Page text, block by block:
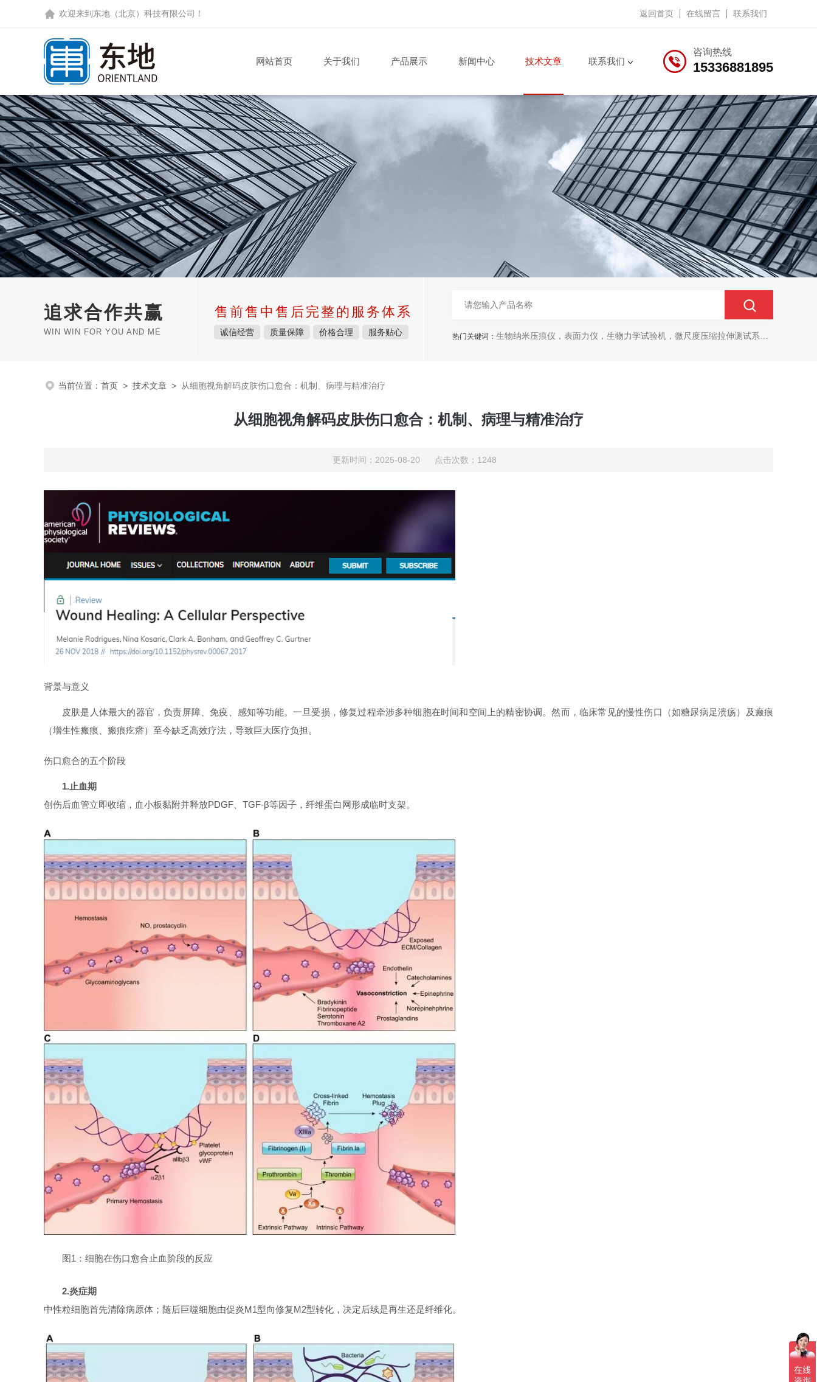
欢迎来到 东地（北京）科技有限公司 ！ 返回首页 在线留言 联系我们
咨询热线
15336881895
网站首页 关于我们 产品展示 新闻中心 技术文章 联系我们
追求合作共赢
WIN WIN FOR YOU AND ME
售前售中售后完整的服务体系
诚信经营 质量保障 价格合理 服务贴心 热门关键词： 生物纳米压痕仪，表面力仪，生物力学试验机，微尺度压缩拉伸测试系统，生物材料双轴力学测试系统，细胞拉伸仪，原子力探针，细胞流体剪切，细胞压缩，牵引力玻片
当前位置： 首页 > 技术文章 > 从细胞视角解码皮肤伤口愈合：机制、病理与精准治疗
从细胞视角解码皮肤伤口愈合：机制、病理与精准治疗
更新时间：2025-08-20 点击次数：1248
背景与意义
皮肤是人体最大的器官，负责屏障、免疫、感知等功能。一旦受损，修复过程牵涉多种细胞在时间和空间上的精密协调。然而，临床常见的慢性伤口（如糖尿病足溃疡）及瘢痕
（增生性瘢痕、瘢痕疙瘩）至今缺乏高效疗法，导致巨大医疗负担。
伤口愈合的五个阶段
1.止血期
创伤后血管立即收缩，血小板黏附并释放PDGF、TGF-β等因子，纤维蛋白网形成临时支架。
图1：细胞在伤口愈合止血阶段的反应
2.炎症期
中性粒细胞首先清除病原体；随后巨噬细胞由促炎M1型向修复M2型转化，决定后续是再生还是纤维化。